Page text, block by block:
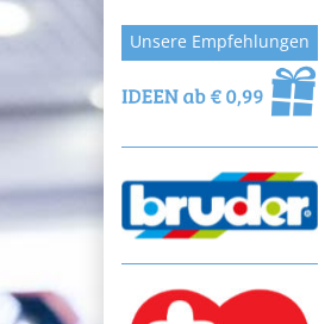
Unsere Empfehlungen